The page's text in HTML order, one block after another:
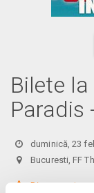
Bilete
Paradis
duminică, 23
Bucuresti, FF
Din respect